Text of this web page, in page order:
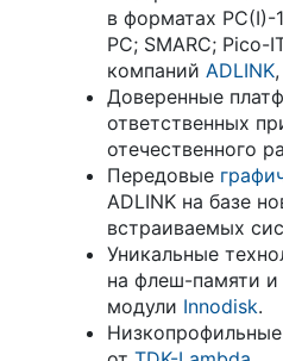
в форматах PC(I)-
PC; SMARC; Pico-
компаний ADLINK,
Доверенные
ответственных
отечественного
Передовые
ADLINK на базе
встраиваемых
Уникальные
на флеш-памяти
модули Innodisk.